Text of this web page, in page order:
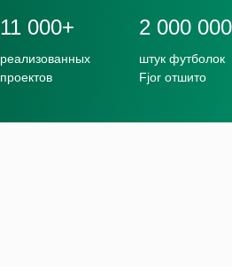
штук футболок
Fjor отшито
реализованных
проектов
2 000 000
11 000+